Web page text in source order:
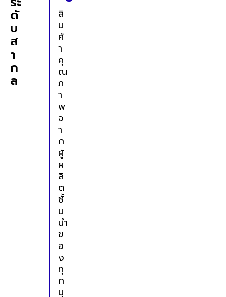
ดั
บ
ส
า
ก
ล
สิ
น
ค้
า
คุ
ณ
ภ
า
พ
จ
า
ก
ผู้
ผ
ลิ
ต
ชั้
น
นำ
ข
อ
ง
ทุ
ก
มุ